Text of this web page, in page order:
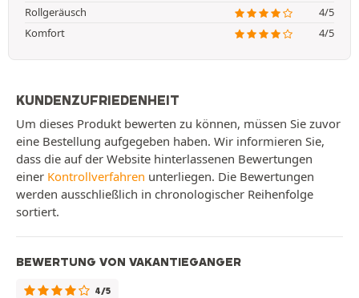
Rollgeräusch
4/5
Komfort
4/5
KUNDENZUFRIEDENHEIT
Um dieses Produkt bewerten zu können, müssen Sie zuvor
eine Bestellung aufgegeben haben. Wir informieren Sie,
dass die auf der Website hinterlassenen Bewertungen
einer Kontrollverfahren unterliegen. Die Bewertungen
werden ausschließlich in chronologischer Reihenfolge
sortiert.
BEWERTUNG VON VAKANTIEGANGER
4/5